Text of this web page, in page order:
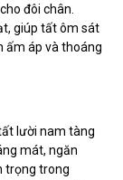
đôi chân.
giúp tất ôm sát
ấm áp và thoáng
lười nam tàng
mát, ngăn
trọng trong